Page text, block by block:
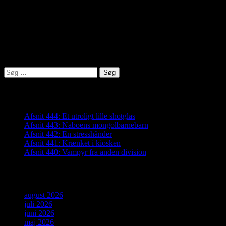
Søg
efter:
Afsnit 444: Et utroligt lille shotglas
Afsnit 443: Naboens mongolbarnebarn
Afsnit 442: En stresshånder
Afsnit 441: Krænket i kiosken
Afsnit 440: Vampyr fra anden division
august 2026
juli 2026
juni 2026
maj 2026